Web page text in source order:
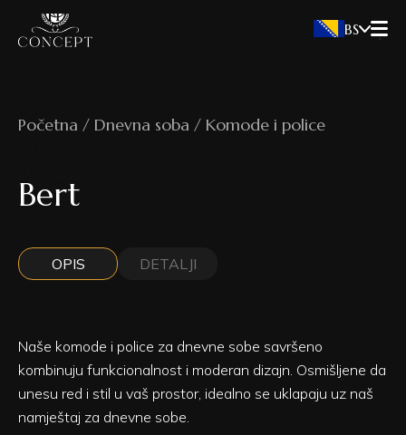
BS
Početna / Dnevna soba / Komode i police
Bert
OPIS DETALJI
Naše komode i police za dnevne sobe savršeno
kombinuju funkcionalnost i moderan dizajn. Osmišljene da
unesu red i stil u vaš prostor, idealno se uklapaju uz naš
namještaj za dnevne sobe.